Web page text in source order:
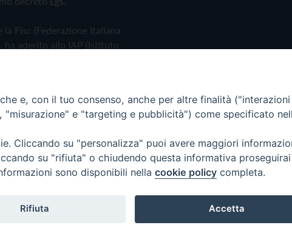
Fisc (Federazione Italiana
ha aderito allo IAP (Istituto
Policy
e, con il tuo consenso, anche per altre finalità ("interazioni
e "targeting e pubblicità") come specificato
Cliccando su "personalizza" puoi avere maggiori
su "rifiuta" o chiudendo questa informativa
sono disponibili nella cookie policy completa.
Rifiuta Accetta